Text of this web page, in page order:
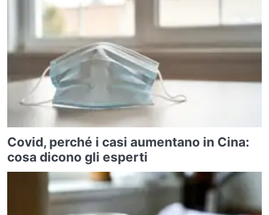
Covid, perché i casi aumentano in Cina:
cosa dicono gli esperti